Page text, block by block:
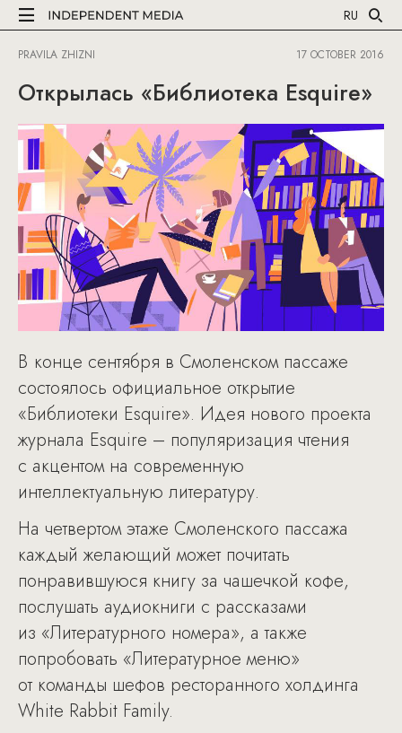
RU
PRAVILA ZHIZNI 17 OCTOBER 2016
Открылась «Библиотека Esquire»
В конце сентября в Смоленском пассаже
состоялось официальное открытие
«Библиотеки Esquire». Идея нового проекта
журнала Esquire – популяризация чтения
с акцентом на современную
интеллектуальную литературу.
На четвертом этаже Смоленского пассажа
каждый желающий может почитать
понравившуюся книгу за чашечкой кофе,
послушать аудиокниги с рассказами
из «Литературного номера», а также
попробовать «Литературное меню»
от команды шефов ресторанного холдинга
White Rabbit Family.